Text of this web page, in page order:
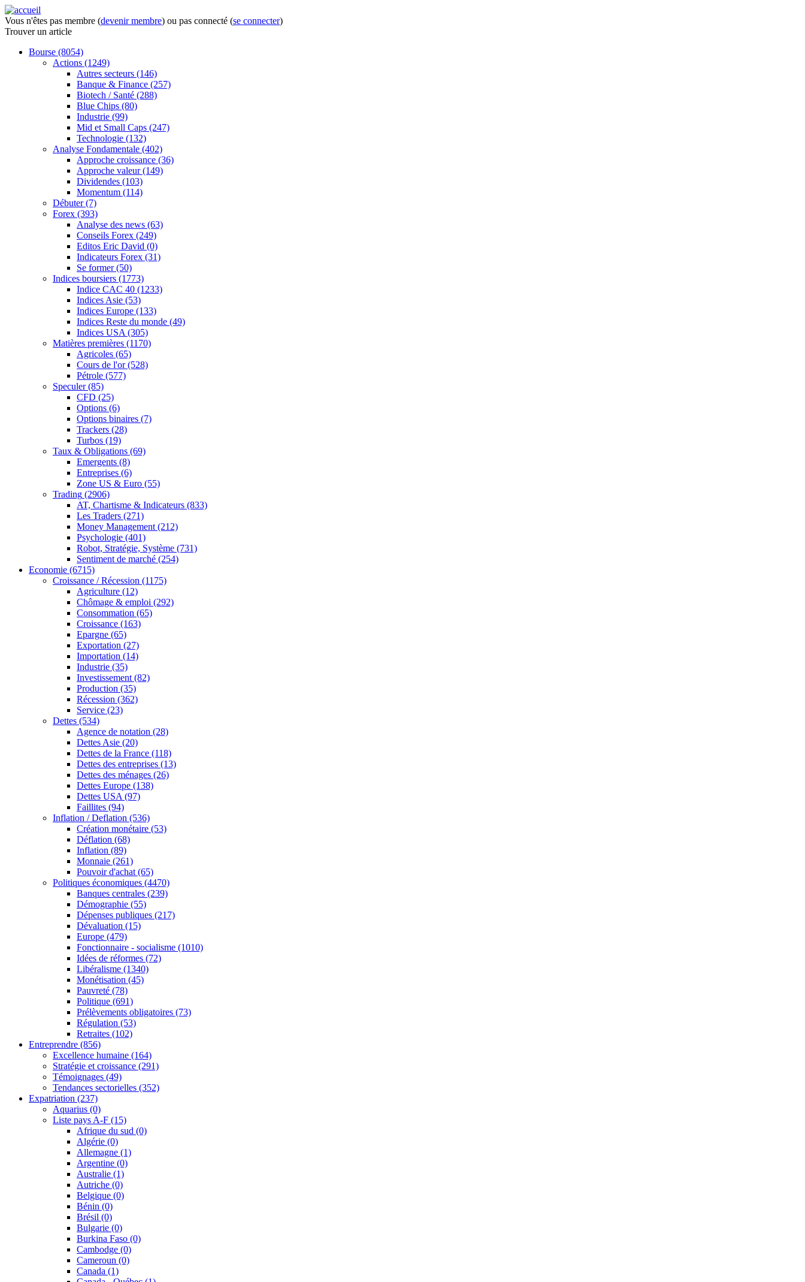
Vous n'êtes pas membre (devenir membre) ou pas connecté (se connecter)
Trouverun article
Bourse (8054)
Actions (1249)
Autres secteurs (146)
Banque & Finance (257)
Biotech / Santé (288)
Blue Chips (80)
Industrie (99)
Mid et Small Caps (247)
Technologie (132)
Analyse Fondamentale (402)
Approche croissance (36)
Approche valeur(149)
Dividendes (103)
Momentum (114)
Débuter(7)
Forex (393)
Analyse des news (63)
Conseils Forex (249)
Editos Eric David (0)
Indicateurs Forex (31)
Se former(50)
Indices boursiers (1773)
Indice CAC 40 (1233)
Indices Asie (53)
Indices Europe (133)
Indices Reste du monde (49)
Indices USA (305)
Matières premières (1170)
Agricoles (65)
Cours de l'or(528)
Pétrole (577)
Speculer(85)
CFD (25)
Options (6)
Options binaires (7)
Trackers (28)
Turbos (19)
Taux & Obligations (69)
Emergents (8)
Entreprises (6)
Zone US & Euro (55)
Trading (2906)
AT, Chartisme & Indicateurs (833)
Les Traders (271)
Money Management (212)
Psychologie (401)
Robot, Stratégie, Système (731)
Sentiment de marché (254)
Economie (6715)
Croissance / Récession (1175)
Agriculture (12)
Chômage & emploi (292)
Consommation (65)
Croissance (163)
Epargne (65)
Exportation (27)
Importation (14)
Industrie (35)
Investissement (82)
Production (35)
Récession (362)
Service (23)
Dettes (534)
Agence de notation (28)
Dettes Asie (20)
Dettes de la France (118)
Dettes des entreprises (13)
Dettes des ménages (26)
Dettes Europe (138)
Dettes USA (97)
Faillites (94)
Inflation / Deflation (536)
Création monétaire (53)
Déflation (68)
Inflation (89)
Monnaie (261)
Pouvoir d'achat (65)
Politiques économiques (4470)
Banques centrales (239)
Démographie (55)
Dépenses publiques (217)
Dévaluation (15)
Europe (479)
Fonctionnaire - socialisme (1010)
Idées de réformes (72)
Libéralisme (1340)
Monétisation (45)
Pauvreté (78)
Politique (691)
Prélèvements obligatoires (73)
Régulation (53)
Retraites (102)
Entreprendre (856)
Excellence humaine (164)
Stratégie et croissance (291)
Témoignages (49)
Tendances sectorielles (352)
Expatriation (237)
Aquarius (0)
Liste pays A-F (15)
Afrique du sud (0)
Algérie (0)
Allemagne (1)
Argentine (0)
Australie (1)
Autriche (0)
Belgique (0)
Bénin (0)
Brésil (0)
Bulgarie (0)
Burkina Faso (0)
Cambodge (0)
Cameroun (0)
Canada (1)